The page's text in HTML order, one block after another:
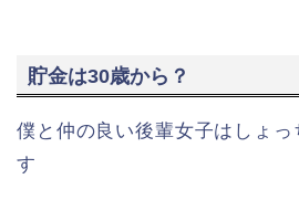
貯金は30歳から？
僕と仲の良い後輩女子はしょっ
す